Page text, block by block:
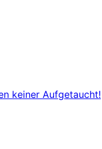
keiner Aufgetaucht!